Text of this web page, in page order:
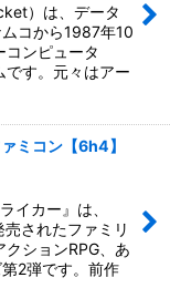
）は、データ
コから1987年10
コンピュータ
です。元々はアー
ミコン【6h4】
イカー』は、
されたファミリ
ションRPG、あ
2弾です。前作